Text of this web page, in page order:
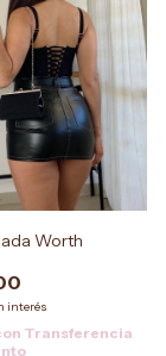
Worth
interés
Transferencia